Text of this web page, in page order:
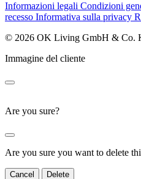
Informazioni legali Condizioni
recesso Informativa sulla privacy
© 2026 OK Living GmbH & Co.
Immagine del cliente
Are you sure?
Are you sure you want to delete
Cancel Delete